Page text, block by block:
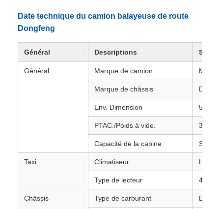
Date technique du camion balayeuse de route
Dongfeng
Général Descriptions
Général Marque de camion
Marque de châssis
Env. Dimension
PTAC./Poids à vide. 3495/
Capacité de la cabine Siège
Taxi Climatiseur Le
Type de lecteur 4X2,
Châssis Type de carburant Diesel